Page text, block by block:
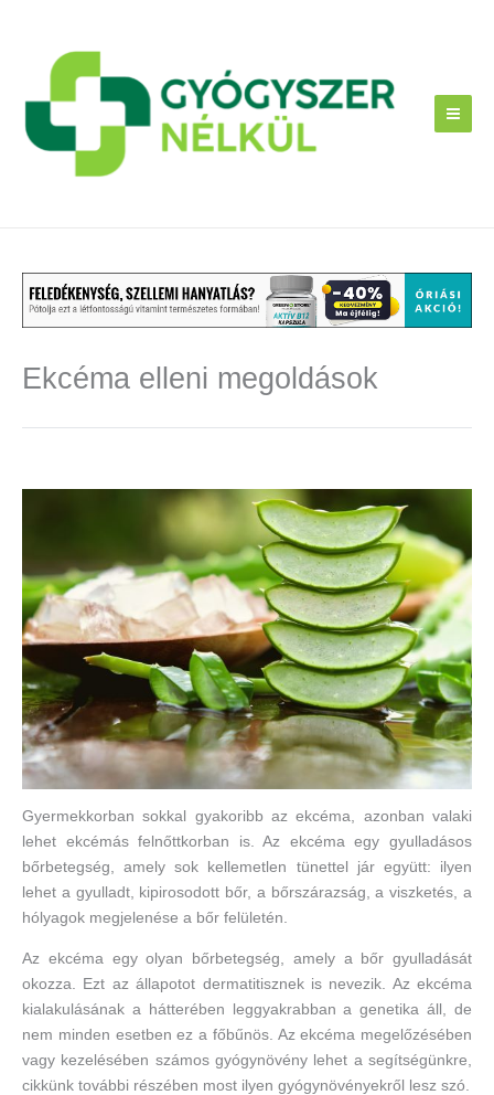
Ekcéma elleni megoldások
Gyermekkorban sokkal gyakoribb az ekcéma, azonban valaki
lehet ekcémás felnőttkorban is. Az ekcéma egy gyulladásos
bőrbetegség, amely sok kellemetlen tünettel jár együtt: ilyen
lehet a gyulladt, kipirosodott bőr, a bőrszárazság, a viszketés, a
hólyagok megjelenése a bőr felületén.
Az ekcéma egy olyan bőrbetegség, amely a bőr gyulladását
okozza. Ezt az állapotot dermatitisznek is nevezik. Az ekcéma
kialakulásának a hátterében leggyakrabban a genetika áll, de
nem minden esetben ez a főbűnös. Az ekcéma megelőzésében
vagy kezelésében számos gyógynövény lehet a segítségünkre,
cikkünk további részében most ilyen gyógynövényekről lesz szó.